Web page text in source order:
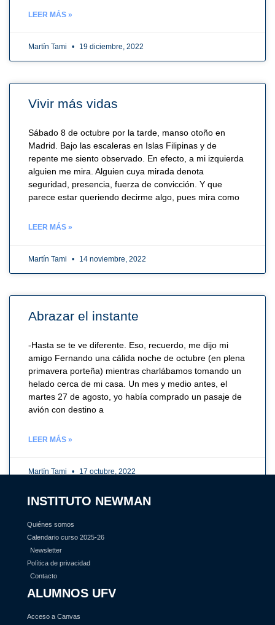
LEER MÁS »
Martín Tami 19 diciembre, 2022
Vivir más vidas
Sábado 8 de octubre por la tarde, manso otoño en
Madrid. Bajo las escaleras en Islas Filipinas y de
repente me siento observado. En efecto, a mi izquierda
alguien me mira. Alguien cuya mirada denota
seguridad, presencia, fuerza de convicción. Y que
parece estar queriendo decirme algo, pues mira como
LEER MÁS »
Martín Tami 14 noviembre, 2022
Abrazar el instante
-Hasta se te ve diferente. Eso, recuerdo, me dijo mi
amigo Fernando una cálida noche de octubre (en plena
primavera porteña) mientras charlábamos tomando un
helado cerca de mi casa. Un mes y medio antes, el
martes 27 de agosto, yo había comprado un pasaje de
avión con destino a
LEER MÁS »
Martín Tami 17 octubre, 2022
INSTITUTO NEWMAN
Quiénes somos
Calendario curso 2025-26
Newsletter
Política de privacidad
Contacto
ALUMNOS UFV
Acceso a Canvas